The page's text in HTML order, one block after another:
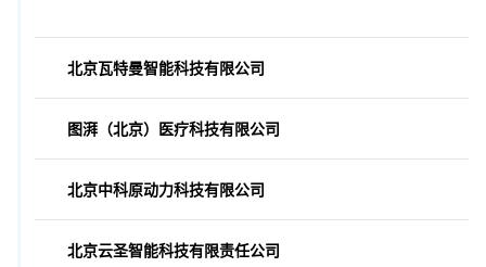
北京瓦特曼智能科技有限公司
图湃（北京）医疗科技有限公司
北京中科原动力科技有限公司
北京云圣智能科技有限责任公司